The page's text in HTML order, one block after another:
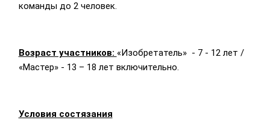
команды до 2 человек.
Возраст участников: «Изобретатель» - 7 - 12 лет /
«Мастер» - 13 – 18 лет включительно.
Условия состязания